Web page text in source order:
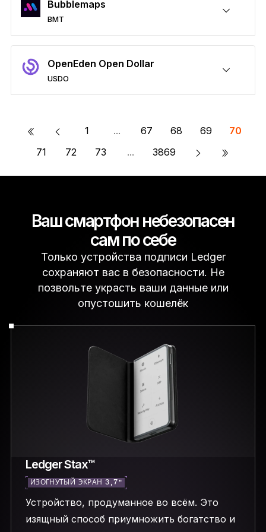
Bubblemaps
BMT
Отправка/Получение
Купить
Обмен
Стейкинг
Необходим сторонний кошелёк
Обезопасить BMT
OpenEden Open Dollar
USDO
Отправка/Получение
Купить
Обмен
Стейкинг
Необходим сторонний кошелёк
Обезопасить USDO
« 1 ... 67 68 69
70
71
72 73 ... 3869 »
Ваш смартфон небезопасен
сам по себе
Только устройства подписи Ledger
сохраняют вас в безопасности. Не
позвольте украсть ваши данные или
опустошить кошелёк
Ledger Stax™
ИЗОГНУТЫЙ ЭКРАН 3,7″
Устройство, продуманное во всём. Это
изящный способ приумножить богатство и